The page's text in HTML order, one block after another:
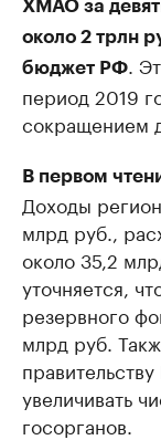
ХМАО за
около 2 трлн
бюджет РФ .
период 2019
сокращением
В первом
Доходы
млрд руб.,
около 35,2
уточняется,
резервного
млрд руб.
увеличивать
госорганов.